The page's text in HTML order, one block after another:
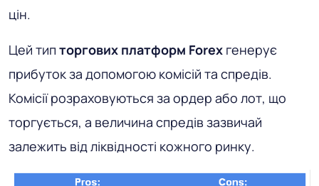
цін.
Цей тип торгових платформ Forex генерує
прибуток за допомогою комісій та спредів.
Комісії розраховуються за ордер або лот, що
торгується, а величина спредів зазвичай
залежить від ліквідності кожного ринку.